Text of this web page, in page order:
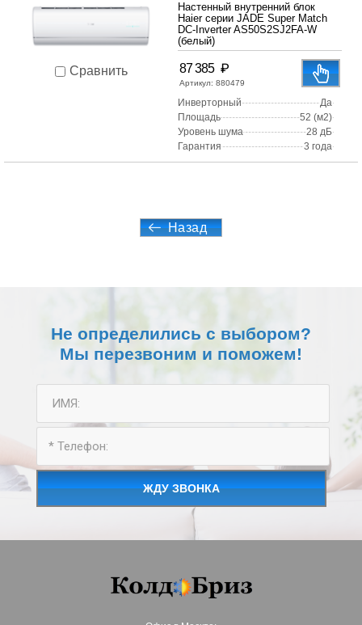
Сравнить
Настенный внутренний блок
Haier серии JADE Super Match
DC-Inverter AS50S2SJ2FA-W
(белый)
87 385 ₽
Артикул: 880479
Инверторный
Да
Площадь
52 (м2)
Уровень шума
28 дБ
Гарантия
3 года
Назад
Не определились с выбором?
Мы перезвоним и поможем!
ЖДУ ЗВОНКА